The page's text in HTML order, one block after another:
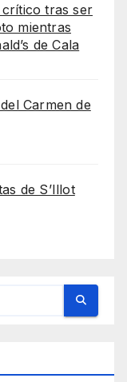
tras ser
mientras
de Cala
Carmen de
de S’Illot